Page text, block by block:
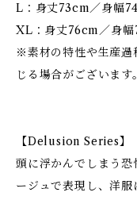
L：身丈73cm／身幅
XL：身丈76cm／身
※素材の特性や生産過
じる場合がございます
【Delusion Series】
頭に浮かんでしまう恐
ージュで表現し、洋服